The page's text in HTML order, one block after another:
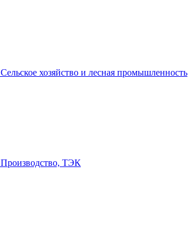
Сельское хозяйство и лесная промышленность
Производство, ТЭК